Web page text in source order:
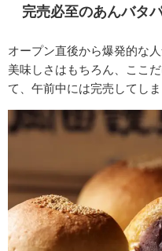
完売必至のあんバタ
オープン直後から爆発的な
美味しさはもちろん、ここ
て、午前中には完売してし